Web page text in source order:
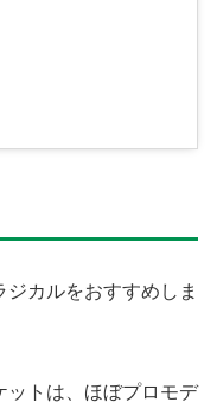
カルをおすすめしま
ットは、ほぼプロモデ